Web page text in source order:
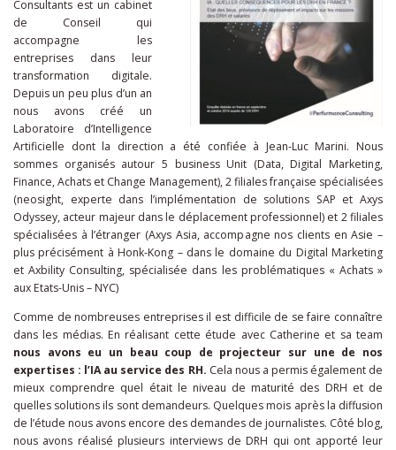
Consultants est un cabinet
de Conseil qui
accompagne les
entreprises dans leur
transformation digitale.
Depuis un peu plus d’un an
nous avons créé un
Laboratoire d’Intelligence
Artificielle dont la direction a été confiée à Jean-Luc Marini. Nous
sommes organisés autour 5 business Unit (Data, Digital Marketing,
Finance, Achats et Change Management), 2 filiales française spécialisées
(neosight, experte dans l’implémentation de solutions SAP et Axys
Odyssey, acteur majeur dans le déplacement professionnel) et 2 filiales
spécialisées à l’étranger (Axys Asia, accompagne nos clients en Asie –
plus précisément à Honk-Kong – dans le domaine du Digital Marketing
et Axbility Consulting, spécialisée dans les problématiques « Achats »
aux Etats-Unis – NYC)
Comme de nombreuses entreprises il est difficile de se faire connaître
dans les médias. En réalisant cette étude avec Catherine et sa team
nous avons eu un beau coup de projecteur sur une de nos
expertises : l’IA au service des RH. Cela nous a permis également de
mieux comprendre quel était le niveau de maturité des DRH et de
quelles solutions ils sont demandeurs. Quelques mois après la diffusion
de l’étude nous avons encore des demandes de journalistes. Côté blog,
nous avons réalisé plusieurs interviews de DRH qui ont apporté leur